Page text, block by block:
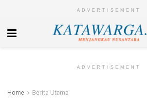
ADVERTISEMENT
ADVERTISEMENT
Home Berita Utama